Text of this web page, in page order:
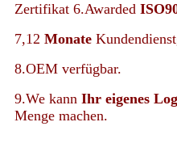
Zertifikat 6.Awarded
7,12 Monate
8.OEM verfügbar.
9.We kann Ihr eigenes
Menge machen.